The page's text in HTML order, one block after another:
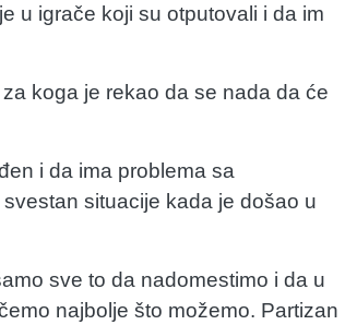
u igrače koji su otputovali i da im
koga je rekao da se nada da će
i da ima problema sa
situacije kada je došao u
sve to da nadomestimo i da u
najbolje što možemo. Partizan